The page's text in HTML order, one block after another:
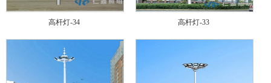
高杆灯-34 高杆灯-33